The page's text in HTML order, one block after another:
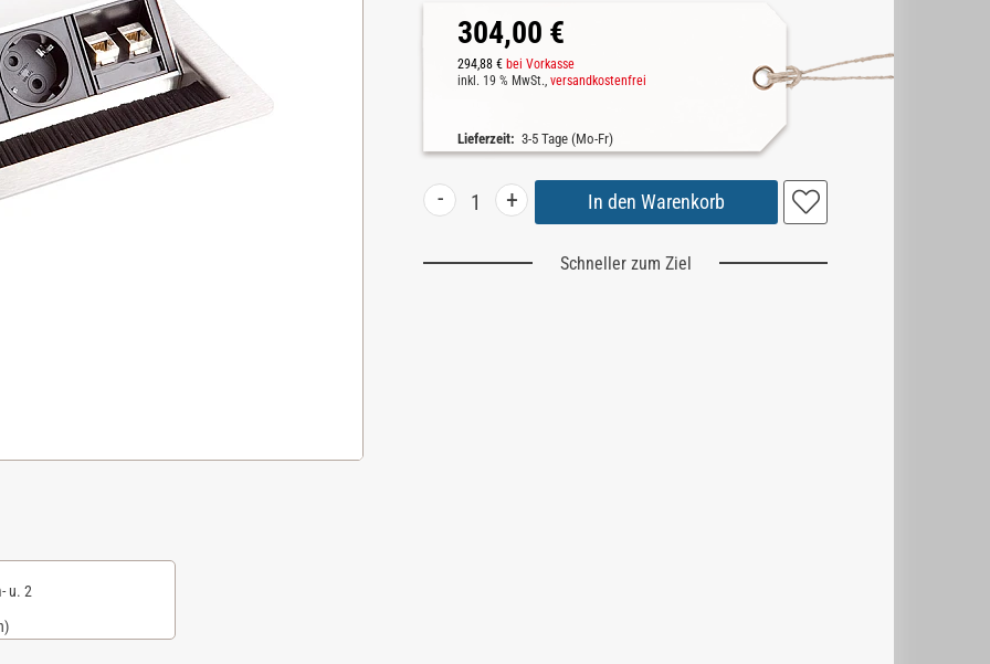
u. 2
304,00 €
294,88 € bei Vorkasse
inkl. 19 % MwSt., versandkostenfrei
Lieferzeit: 3-5 Tage (Mo-Fr)
- +
Schneller zum Ziel